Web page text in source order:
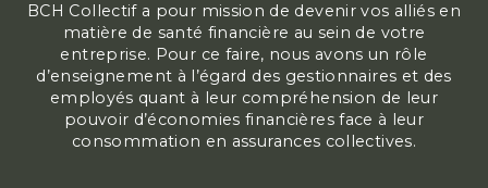
BCH Collectif a pour mission de devenir vos alliés en
matière de santé financière au sein de votre
entreprise. Pour ce faire, nous avons un rôle
d’enseignement à l’égard des gestionnaires et des
employés quant à leur compréhension de leur
pouvoir d’économies financières face à leur
consommation en assurances collectives.